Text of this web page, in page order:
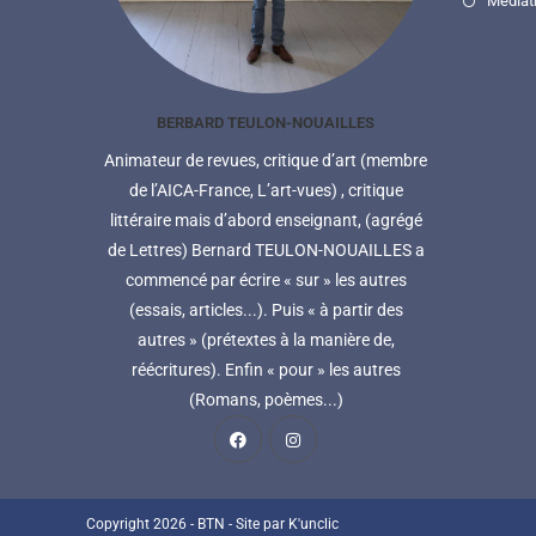
BERBARD TEULON-NOUAILLES
Animateur de revues, critique d’art (membre
de l’AICA-France, L’art-vues) , critique
littéraire mais d’abord enseignant, (agrégé
de Lettres) Bernard TEULON-NOUAILLES a
commencé par écrire « sur » les autres
(essais, articles...). Puis « à partir des
autres » (prétextes à la manière de,
réécritures). Enfin « pour » les autres
(Romans, poèmes...)
Copyright 2026 - BTN - Site par K'unclic